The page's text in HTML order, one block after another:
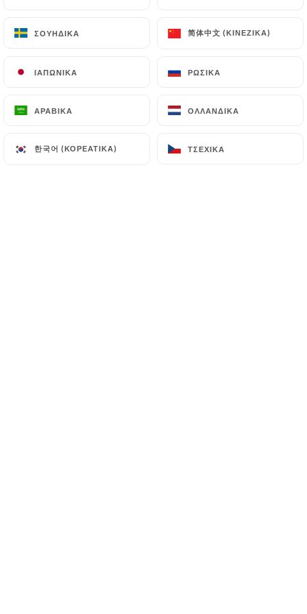
ΣΟΥΗΔΙΚΆ 简体中文 (ΚΙΝΈΖΙΚΑ)
ΙΑΠΩΝΙΚΆ ΡΩΣΙΚΆ
ΑΡΑΒΙΚΆ ΟΛΛΑΝΔΙΚΆ
한국어 (ΚΟΡΕΆΤΙΚΑ) ΤΣΈΧΙΚΑ
Φωτογραφίες
ΣΟΥΗΔΙΚΆ 简体中文 (ΚΙΝΈΖΙΚΑ)
ΙΑΠΩΝΙΚΆ ΡΩΣΙΚΆ
ΑΡΑΒΙΚΆ ΟΛΛΑΝΔΙΚΆ
한국어 (ΚΟΡΕΆΤΙΚΑ) ΤΣΈΧΙΚΑ